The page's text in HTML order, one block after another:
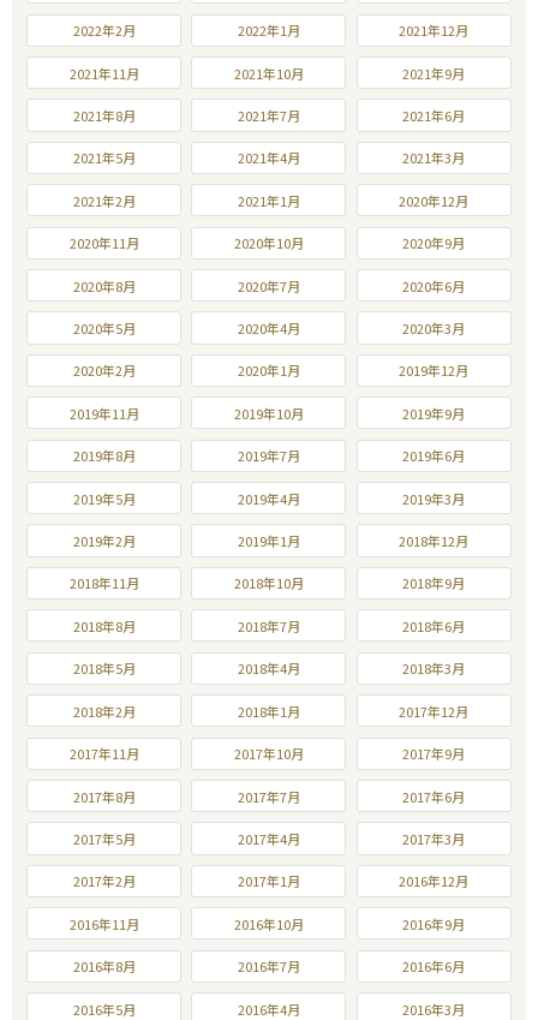
2022年2月 2022年1月 2021年12月
2021年11月 2021年10月 2021年9月
2021年8月 2021年7月 2021年6月
2021年5月 2021年4月 2021年3月
2021年2月 2021年1月 2020年12月
2020年11月 2020年10月 2020年9月
2020年8月 2020年7月 2020年6月
2020年5月 2020年4月 2020年3月
2020年2月 2020年1月 2019年12月
2019年11月 2019年10月 2019年9月
2019年8月 2019年7月 2019年6月
2019年5月 2019年4月 2019年3月
2019年2月 2019年1月 2018年12月
2018年11月 2018年10月 2018年9月
2018年8月 2018年7月 2018年6月
2018年5月 2018年4月 2018年3月
2018年2月 2018年1月 2017年12月
2017年11月 2017年10月 2017年9月
2017年8月 2017年7月 2017年6月
2017年5月 2017年4月 2017年3月
2017年2月 2017年1月 2016年12月
2016年11月 2016年10月 2016年9月
2016年8月 2016年7月 2016年6月
2016年5月 2016年4月 2016年3月